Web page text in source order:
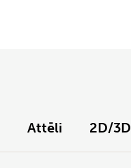
Attēli 2D/3D